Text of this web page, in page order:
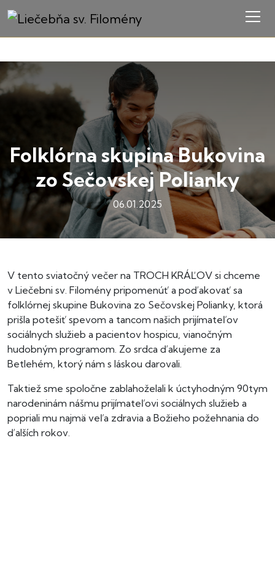
Folklórna skupina Bukovina
zo Sečovskej Polianky
06.01.2025
V tento sviatočný večer na TROCH KRÁĽOV si chceme
v Liečebni sv. Filomény pripomenúť a poďakovať sa
folklórnej skupine Bukovina zo Sečovskej Polianky, ktorá
prišla potešiť spevom a tancom našich prijímateľov
sociálnych služieb a pacientov hospicu, vianočným
hudobným programom. Zo srdca ďakujeme za
Betlehém, ktorý nám s láskou darovali.
Taktiež sme spoločne zablahoželali k úctyhodným 90tym
narodeninám nášmu prijímateľovi sociálnych služieb a
popriali mu najmä veľa zdravia a Božieho požehnania do
ďalších rokov.